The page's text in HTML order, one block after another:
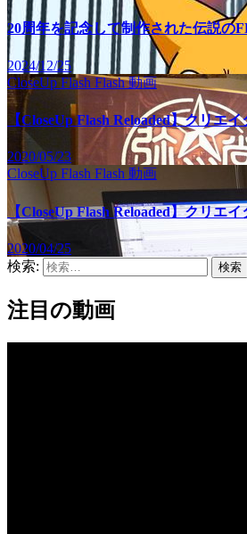
20周年を記念して制作された伝説の
2024/12/25
CloseUp FlashFlash動画
【CloseUp Flash Reloaded】クリ
2020/05/23
CloseUp Flash Flash 動画
【CloseUp Flash Reloaded】クリ
2020/04/25
検索:
注目の動画